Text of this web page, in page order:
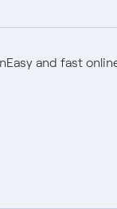
Easy and fast